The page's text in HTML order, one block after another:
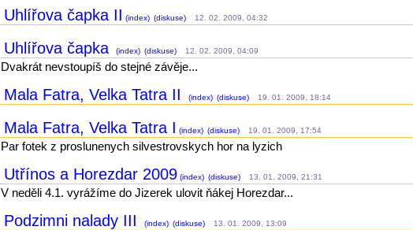
Uhlířova čapka II (index) (diskuse) 12. 02. 2009, 04:32
Uhlířova čapka (index) (diskuse) 12. 02. 2009, 04:09
Dvakrát nevstoupíš do stejné závěje...
Mala Fatra, Velka Tatra II (index) (diskuse) 19. 01. 2009, 18:14
Mala Fatra, Velka Tatra I (index) (diskuse) 19. 01. 2009, 17:54
Par fotek z proslunenych silvestrovskych hor na lyzich
Utřínos a Horezdar 2009 (index) (diskuse) 13. 01. 2009, 21:31
V neděli 4.1. vyrážíme do Jizerek ulovit ňákej Horezdar...
Podzimni nalady III (index) (diskuse) 13. 01. 2009, 13:09